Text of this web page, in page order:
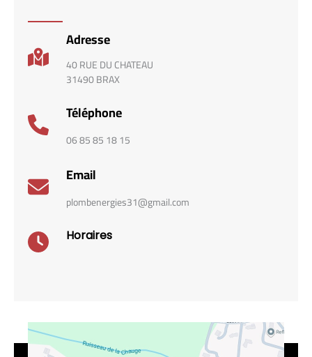
Adresse
40 RUE DU CHATEAU
31490 BRAX
Téléphone
06 85 85 18 15
Email
plombenergies31@gmail.com
Horaires